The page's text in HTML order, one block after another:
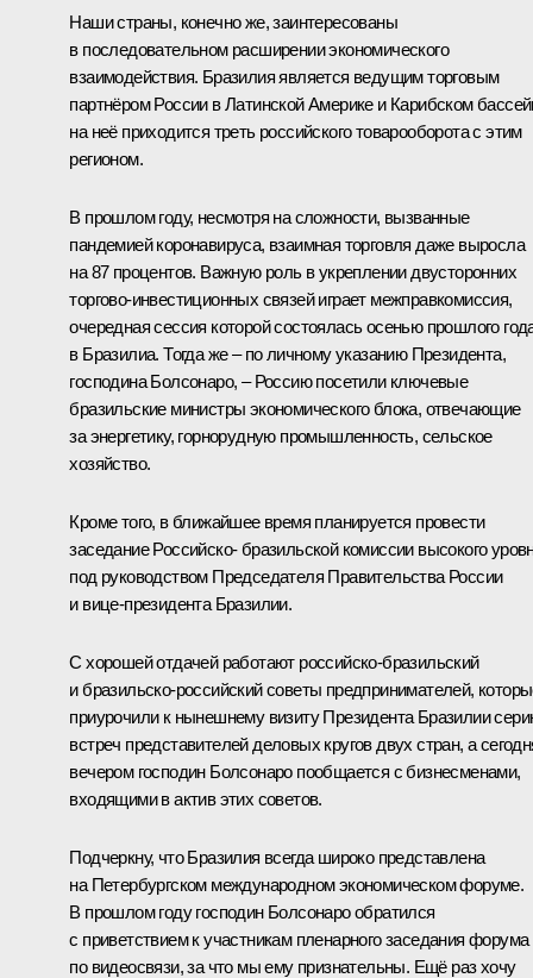
Наши страны, конечно же, заинтересованы
в последовательном расширении экономического
взаимодействия. Бразилия является ведущим торговым
партнёром России в Латинской Америке и Карибском
на неё приходится треть российского товарооборота с этим
регионом.
В прошлом году, несмотря на сложности, вызванные
пандемией коронавируса, взаимная торговля даже выросла
на 87 процентов. Важную роль в укреплении двусторонних
торгово-инвестиционных связей играет межправкомиссия,
очередная сессия которой состоялась осенью прошлого
в Бразилиа. Тогда же – по личному указанию Президента,
господина Болсонаро, – Россию посетили ключевые
бразильские министры экономического блока, отвечающие
за энергетику, горнорудную промышленность, сельское
хозяйство.
Кроме того, в ближайшее время планируется провести
заседание Российско- бразильской комиссии высокого
под руководством Председателя Правительства России
и вице-президента Бразилии.
С хорошей отдачей работают российско-бразильский
и бразильско-российский советы предпринимателей,
приурочили к нынешнему визиту Президента Бразилии
встреч представителей деловых кругов двух стран, а
вечером господин Болсонаро пообщается с бизнесменами,
входящими в актив этих советов.
Подчеркну, что Бразилия всегда широко представлена
на Петербургском международном экономическом форуме.
В прошлом году господин Болсонаро обратился
с приветствием к участникам пленарного заседания форума
по видеосвязи, за что мы ему признательны. Ещё раз хочу